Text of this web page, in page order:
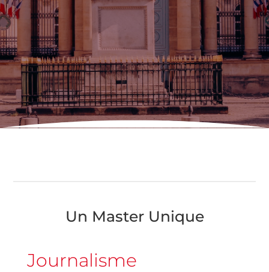
Un Master Unique
Journalisme